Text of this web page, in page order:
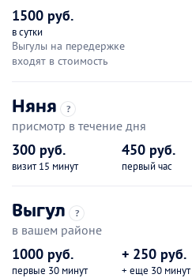
1500 руб.
в сутки
Выгулы на передержке
входят в стоимость
Няня ?
присмотр в течение дня
300 руб.
визит 15 минут
450 руб.
первый час
Выгул ?
в вашем районе
1000 руб.
первые 30 минут
+ 250 руб.
+ еще 30 минут